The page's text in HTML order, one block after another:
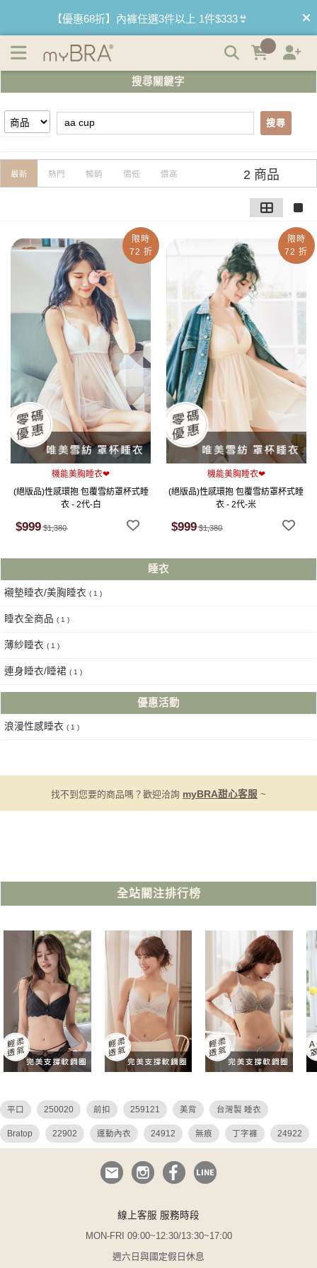
【優惠68折】內褲任選3件以上 1件$333👙
【買內衣免運費】台灣滿1200運費0元🚛
【首購優惠】新客最高可折$150再免運❗
【夏日滿額贈】把衣物壓縮收納袋回家 🌞
【父親節快樂】男內褲5件$999🧔
搜尋關鍵字
搜尋
最新 熱門 暢銷 價低 價高 2 商品
限時
72 折
機能美胸睡衣❤
(絕版品)性感環抱 包覆雪紡罩杯式睡
衣 - 2代-白
$999 $1,380
限時
72 折
機能美胸睡衣❤
(絕版品)性感環抱 包覆雪紡罩杯式睡
衣 - 2代-米
$999 $1,380
睡衣
襯墊睡衣/美胸睡衣 ( 1 )
睡衣全商品 ( 1 )
薄紗睡衣 ( 1 )
連身睡衣/睡裙 ( 1 )
優惠活動
浪漫性感睡衣 ( 1 )
找不到您要的商品嗎？歡迎洽詢 myBRA甜心客服 ~
全站關注排行榜
平口 250020 前扣 259121 美背 台灣製 睡衣
Bratop 22902 運動內衣 24912 無痕 丁字褲 24922
危險尤物 平口內衣
吊帶襪 無鋼圈 前扣式內衣
線上客服 服務時段
MON-FRI 09:00~12:30/13:30~17:00
週六日與國定假日休息